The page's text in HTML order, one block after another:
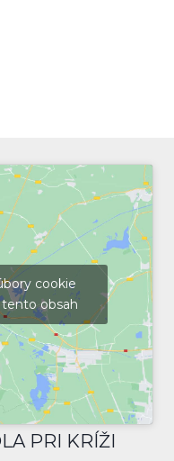
cookie
obsah
PRI KRÍŽI